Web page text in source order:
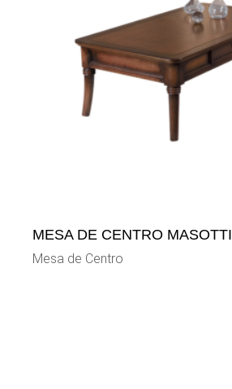
MESA DE CENTRO MASOTTI
Mesa de Centro